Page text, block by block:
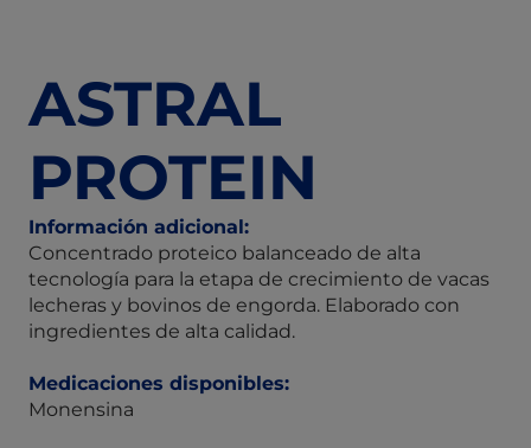
ASTRAL
PROTEIN
Información adicional:
Concentrado proteico balanceado de alta
tecnología para la etapa de crecimiento de vacas
lecheras y bovinos de engorda. Elaborado con
ingredientes de alta calidad.
Medicaciones disponibles:
Monensina